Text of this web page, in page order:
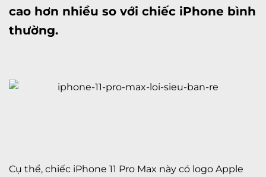
cao hơn nhiều so với chiếc iPhone bình
thường.
Cụ thể, chiếc iPhone 11 Pro Max này có logo Apple